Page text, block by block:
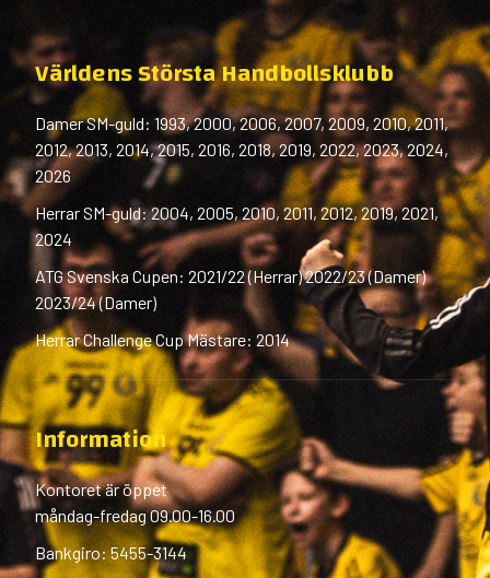
Världens Största Handbollsklubb
Damer SM-guld: 1993, 2000, 2006, 2007, 2009, 2010, 2011,
2012, 2013, 2014, 2015, 2016, 2018, 2019, 2022, 2023, 2024,
2026
Herrar SM-guld: 2004, 2005, 2010, 2011, 2012, 2019, 2021,
2024
ATG Svenska Cupen: 2021/22 (Herrar) 2022/23 (Damer)
2023/24 (Damer)
Herrar Challenge Cup Mästare: 2014
Information
Kontoret är öppet
måndag-fredag 09.00-16.00
Bankgiro: 5455-3144